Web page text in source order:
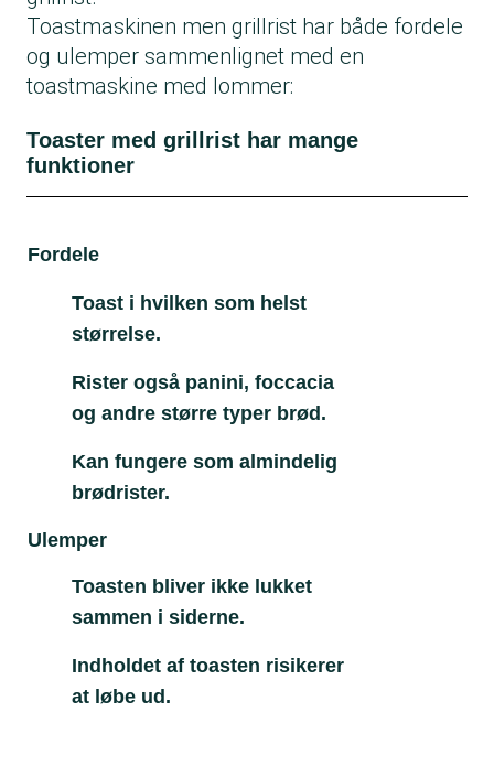
Toastmaskinen men grillrist har både fordele
og ulemper sammenlignet med en
toastmaskine med lommer:
Toaster med grillrist har mange
funktioner
Fordele
Toast i hvilken som helst
størrelse.
Rister også panini, foccacia
og andre større typer brød.
Kan fungere som almindelig
brødrister.
Ulemper
Toasten bliver ikke lukket
sammen i siderne.
Indholdet af toasten risikerer
at løbe ud.